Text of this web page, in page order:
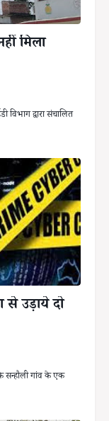
मिला
द्वारा संचालित
से उड़ाये दो
के सन्हौली गांव के एक